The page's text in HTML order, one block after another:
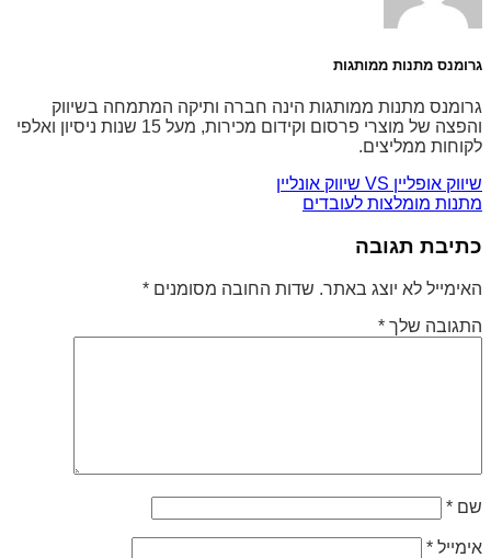
גרומנס מתנות ממותגות
גרומנס מתנות ממותגות הינה חברה ותיקה המתמחה בשיווק
והפצה של מוצרי פרסום וקידום מכירות, מעל 15 שנות ניסיון ואלפי
לקוחות ממליצים.
שיווק אופליין VS שיווק אונליין
מתנות מומלצות לעובדים
כתיבת תגובה
האימייל לא יוצג באתר. שדות החובה מסומנים *
התגובה שלך *
שם *
אימייל *